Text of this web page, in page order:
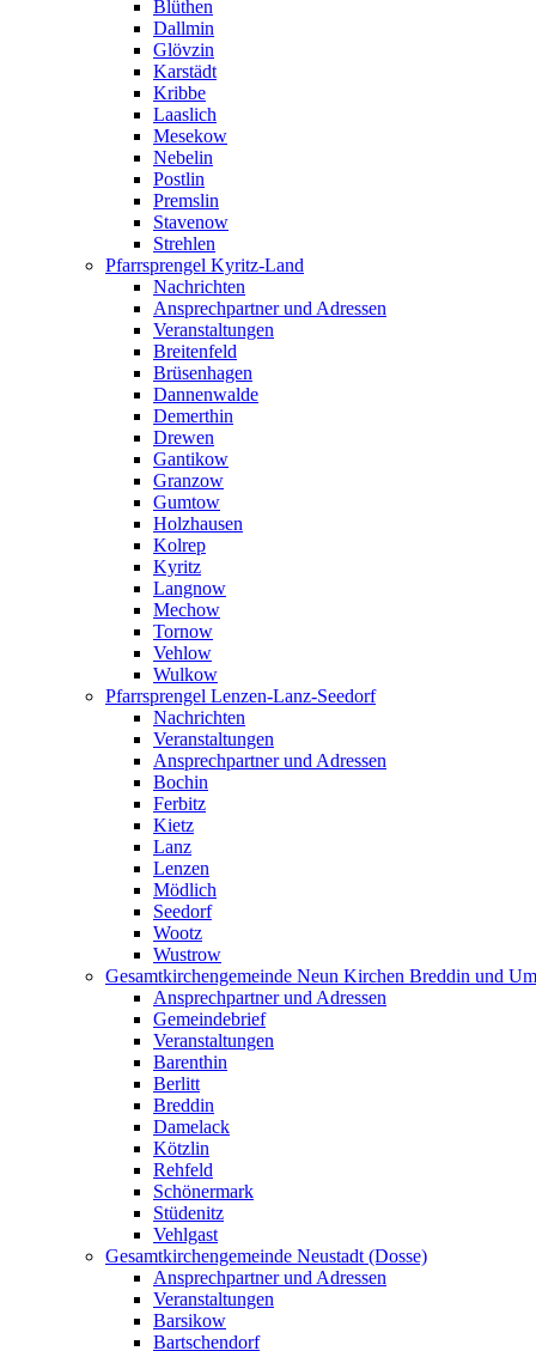
Blüthen
Dallmin
Glövzin
Karstädt
Kribbe
Laaslich
Mesekow
Nebelin
Postlin
Premslin
Stavenow
Strehlen
Pfarrsprengel Kyritz-Land
Nachrichten
Ansprechpartner und Adressen
Veranstaltungen
Breitenfeld
Brüsenhagen
Dannenwalde
Demerthin
Drewen
Gantikow
Granzow
Gumtow
Holzhausen
Kolrep
Kyritz
Langnow
Mechow
Tornow
Vehlow
Wulkow
Pfarrsprengel Lenzen-Lanz-Seedorf
Nachrichten
Veranstaltungen
Ansprechpartner und Adressen
Bochin
Ferbitz
Kietz
Lanz
Lenzen
Mödlich
Seedorf
Wootz
Wustrow
Gesamtkirchengemeinde Neun Kirchen Breddin und
Ansprechpartner und Adressen
Gemeindebrief
Veranstaltungen
Barenthin
Berlitt
Breddin
Damelack
Kötzlin
Rehfeld
Schönermark
Stüdenitz
Vehlgast
Gesamtkirchengemeinde Neustadt (Dosse)
Ansprechpartner und Adressen
Veranstaltungen
Barsikow
Bartschendorf